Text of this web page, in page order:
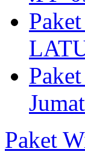
Paket